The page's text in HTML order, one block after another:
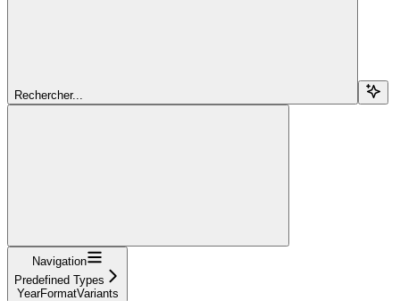
Rechercher...
Navigation
Predefined Types
YearFormatVariants